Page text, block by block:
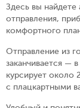
Здесь вы
отправления,
комфортного
Отправление из
заканчивается —
курсирует около
с плацкартными